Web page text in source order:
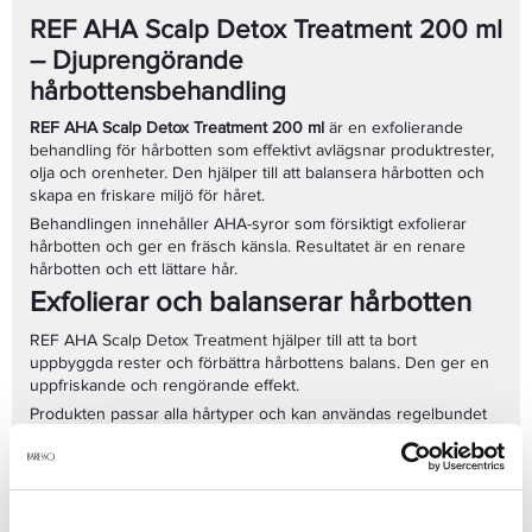
REF AHA Scalp Detox Treatment 200 ml
– Djuprengörande
hårbottensbehandling
REF AHA Scalp Detox Treatment 200 ml är en exfolierande
behandling för hårbotten som effektivt avlägsnar produktrester,
olja och orenheter. Den hjälper till att balansera hårbotten och
skapa en friskare miljö för håret.
Behandlingen innehåller AHA-syror som försiktigt exfolierar
hårbotten och ger en fräsch känsla. Resultatet är en renare
hårbotten och ett lättare hår.
Exfolierar och balanserar hårbotten
REF AHA Scalp Detox Treatment hjälper till att ta bort
uppbyggda rester och förbättra hårbottens balans. Den ger en
uppfriskande och rengörande effekt.
Produkten passar alla hårtyper och kan användas regelbundet
Fördelar med REF AHA Scalp Detox